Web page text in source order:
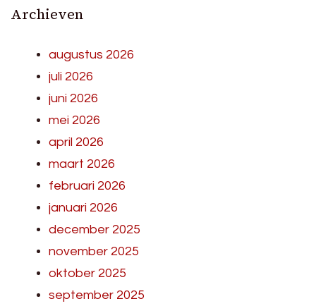
Archieven
augustus 2026
juli 2026
juni 2026
mei 2026
april 2026
maart 2026
februari 2026
januari 2026
december 2025
november 2025
oktober 2025
september 2025